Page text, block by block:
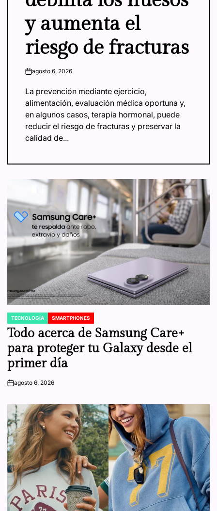
y aumenta el
riesgo de fracturas
onagosto 6, 2026
La prevención mediante ejercicio,
alimentación, evaluación médica oportuna y,
en algunos casos, terapia hormonal, puede
reducir el riesgo de fracturas y preservar la
calidad de...
POSTED
IN
TECNOLOGÍA SMARTPHONES
Todo acerca de Samsung Care+
para proteger tu Galaxy desde el
primer día
onagosto 6, 2026